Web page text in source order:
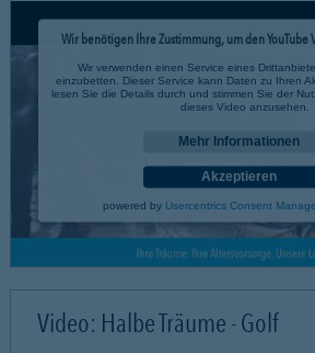
Wir benötigen Ihre Zustimmung, um den YouTube
Wir verwenden einen Service eines
einzubetten. Dieser Service kann Daten zu Ihren
lesen Sie die Details durch und stimmen Sie der
dieses Video anzusehen.
Mehr Informationen
Akzeptieren
powered by Usercentrics Consent
Video: Halbe Träume - Golf